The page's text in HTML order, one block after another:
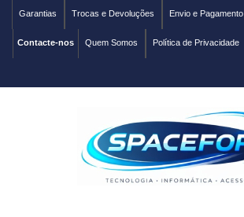
Envio e Pagamento
Trocas e Devoluções
Garantias
Política de Privacidade
Quem Somos
Contacte-nos